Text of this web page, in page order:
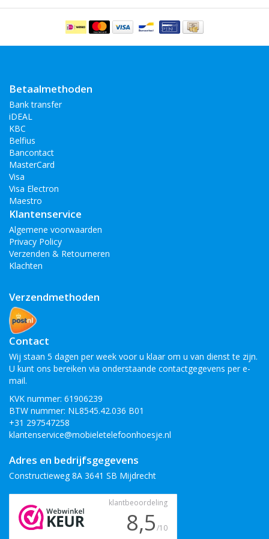
Betaalmethoden
Bank transfer
iDEAL
KBC
Belfius
Bancontact
MasterCard
Visa
Visa Electron
Maestro
Klantenservice
Algemene voorwaarden
Privacy Policy
Verzenden & Retourneren
Klachten
Verzendmethoden
Contact
Wij staan 5 dagen per week voor u klaar om u van dienst te zijn.
U kunt ons bereiken via onderstaande contactgegevens per e-
mail.
KVK nummer: 61906239
BTW nummer: NL8545.42.036 B01
+31 297547258
klantenservice@mobieletelefoonhoesje.nl
Adres en bedrijfsgegevens
Constructieweg 8A 3641 SB Mijdrecht